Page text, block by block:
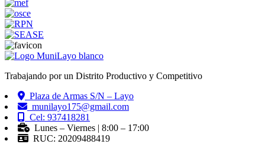
Trabajando por un Distrito Productivo y Competitivo
Plaza de Armas S/N – Layo
munilayo175@gmail.com
Cel: 937418281
Lunes – Viernes | 8:00 – 17:00
RUC: 20209488419